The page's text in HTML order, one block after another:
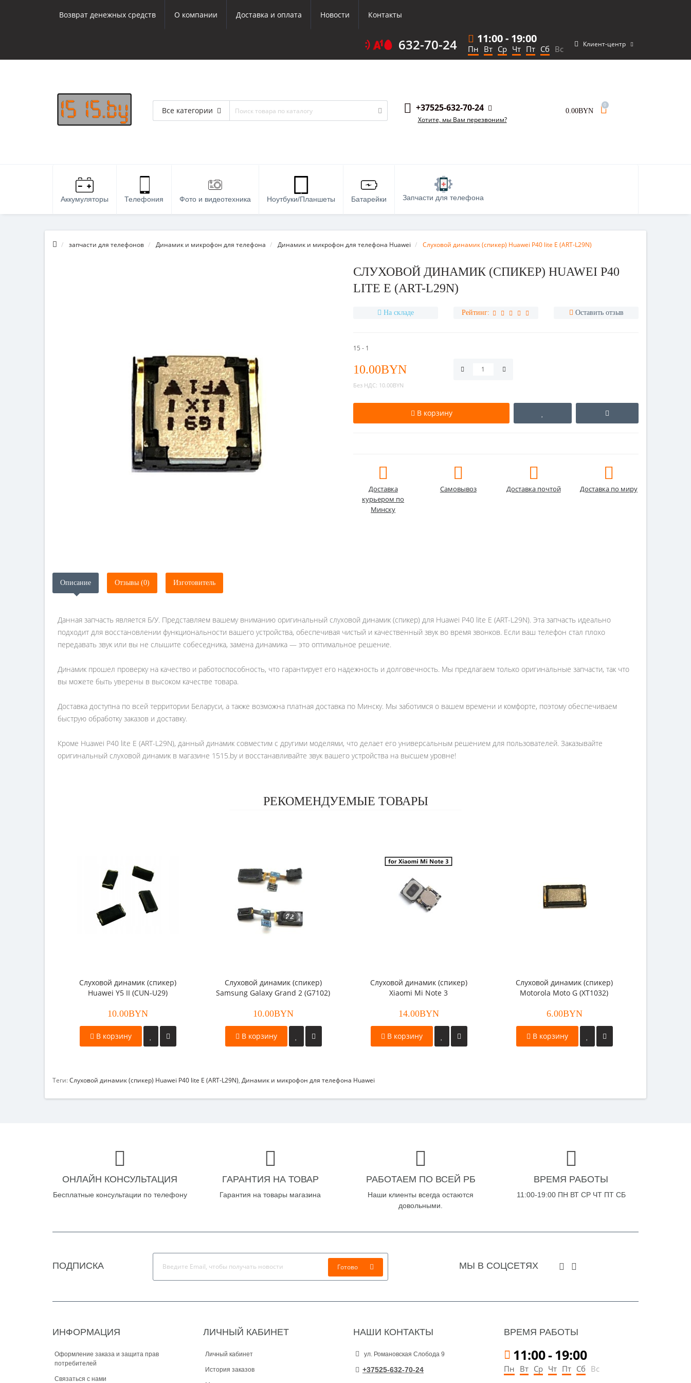
Возврат денежных средств О компании Доставка и оплата Новости Контакты
632-70-24 11:00- 19:00
Пн Вт Ср Чт Пт Сб Вс Клиент-центр
Все категории +37525-632-70-24
Хотите, мы Вам перезвоним?
0.00BYN
0
Аккумуляторы Телефония Фото и видеотехника Ноутбуки/Планшеты Батарейки Запчасти для телефона
запчасти для телефонов Динамик и микрофон для телефона Динамик и микрофон для телефона Huawei Слуховой динамик (спикер) Huawei P40 lite E (ART-L29N)
СЛУХОВОЙ ДИНАМИК (СПИКЕР) HUAWEI P40
LITE E (ART-L29N)
На складе Рейтинг: Оставить отзыв
15 - 1
10.00BYN
Без НДС: 10.00BYN
В корзину
Доставка
курьером по
Минску
Самовывоз Доставка почтой Доставка по миру
Описание Отзывы (0) Изготовитель
Данная запчасть является Б/У. Представляем вашему вниманию оригинальный слуховой динамик (спикер) для Huawei P40 lite E (ART-L29N). Эта запчасть идеально
подходит для восстановлении функциональности вашего устройства, обеспечивая чистый и качественный звук во время звонков. Если ваш телефон стал плохо
передавать звук или вы не слышите собеседника, замена динамика — это оптимальное решение.
Динамик прошел проверку на качество и работоспособность, что гарантирует его надежность и долговечность. Мы предлагаем только оригинальные запчасти, так что
вы можете быть уверены в высоком качестве товара.
Доставка доступна по всей территории Беларуси, а также возможна платная доставка по Минску. Мы заботимся о вашем времени и комфорте, поэтому обеспечиваем
быструю обработку заказов и доставку.
Кроме Huawei P40 lite E (ART-L29N), данный динамик совместим с другими моделями, что делает его универсальным решением для пользователей. Заказывайте
оригинальный слуховой динамик в магазине 1515.by и восстанавливайте звук вашего устройства на высшем уровне!
РЕКОМЕНДУЕМЫЕ ТОВАРЫ
Слуховой динамик (спикер)
Huawei Y5 II (CUN-U29)
10.00BYN
В корзину
Слуховой динамик (спикер)
Samsung Galaxy Grand 2 (G7102)
10.00BYN
В корзину
Слуховой динамик (спикер)
Xiaomi Mi Note 3
14.00BYN
В корзину
Слуховой динамик (спикер)
Motorola Moto G (XT1032)
6.00BYN
В корзину
Теги:Слуховой динамик (спикер) Huawei P40 lite E (ART-L29N), Динамик и микрофон для телефона Huawei
ОНЛАЙН КОНСУЛЬТАЦИЯ
Бесплатные консультации по телефону
ГАРАНТИЯ НА ТОВАР
Гарантия на товары магазина
РАБОТАЕМ ПО ВСЕЙ РБ
Наши клиенты всегда остаются
довольными.
ВРЕМЯ РАБОТЫ
11:00-19:00 ПН ВТ СР ЧТ ПТ СБ
ПОДПИСКА Готово МЫ В СОЦСЕТЯХ
ИНФОРМАЦИЯ
Оформление заказа и защита прав
потребителей
Связаться с нами
ЛИЧНЫЙ КАБИНЕТ
Личный кабинет
История заказов
НАШИ КОНТАКТЫ
ул. Романовская Слобода 9
+37525-632-70-24
ВРЕМЯ РАБОТЫ
11:00-19:00
Пн Вт Ср Чт Пт Сб Вс